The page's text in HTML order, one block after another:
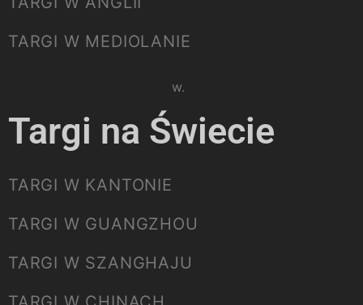
TARGI W MEDIOLANIE
Please select listing to show.
Targi na Świecie
TARGI W KANTONIE
TARGI W GUANGZHOU
TARGI W SZANGHAJU